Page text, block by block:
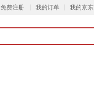
免费注册 我的订单 我的京东